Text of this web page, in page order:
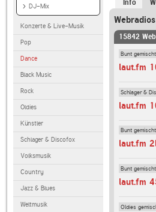
DJ-Mix
Konzerte & Live-Musik
Pop
Dance
Black Music
Rock
Oldies
Künstler
Schlager & Discofox
Volksmusik
Country
Jazz & Blues
Weltmusik
Info
15842
Bunt gemischt
laut.fm
Schlager &
laut.fm
Bunt gemischt
laut.fm
Bunt gemischt
laut.fm
Oldies